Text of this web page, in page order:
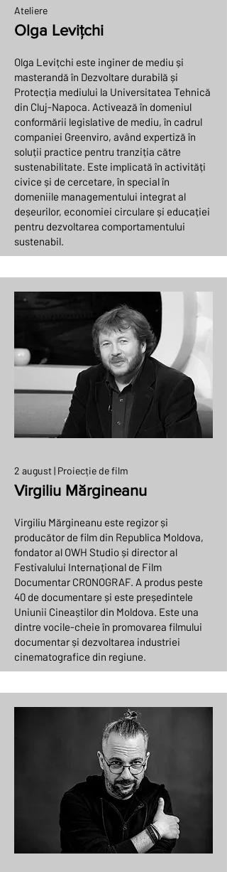
Ateliere
Olga Levițchi
Olga Levițchi este inginer de mediu și
masterandă în Dezvoltare durabilă și
Protecția mediului la Universitatea Tehnică
din Cluj-Napoca. Activează în domeniul
conformării legislative de mediu, în cadrul
companiei Greenviro, având expertiză în
soluții practice pentru tranziția către
sustenabilitate. Este implicată în activități
civice și de cercetare, în special în
domeniile managementului integrat al
deșeurilor, economiei circulare și educației
pentru dezvoltarea comportamentului
sustenabil.
2 august | Proiecție de film
Virgiliu Mărgineanu
Virgiliu Mărgineanu este regizor și
producător de film din Republica Moldova,
fondator al OWH Studio și director al
Festivalului Internațional de Film
Documentar CRONOGRAF. A produs peste
40 de documentare și este președintele
Uniunii Cineaștilor din Moldova. Este una
dintre vocile-cheie în promovarea filmului
documentar și dezvoltarea industriei
cinematografice din regiune.